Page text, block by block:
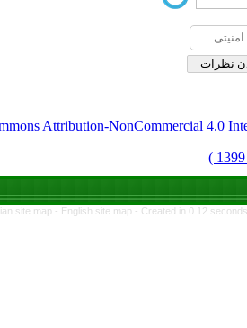
Creative Commonsقابل بازنشر است.
Persian site map -